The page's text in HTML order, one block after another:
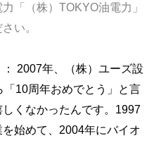
「（株）TOKYO油電力」
い。
2007年、（株）ユーズ設
10周年おめでとう」と言
くなかったんです。1997
始めて、2004年にバイオ